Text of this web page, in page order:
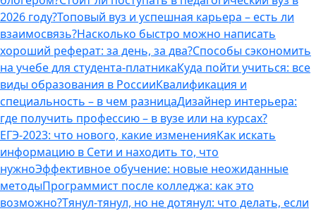
2026 году?Топовый вуз и успешная карьера – есть ли
взаимосвязь?Насколько быстро можно написать
хороший реферат: за день, за два?Способы сэкономить
на учебе для студента-платникаКуда пойти учиться: все
виды образования в РоссииКвалификация и
специальность – в чем разницаДизайнер интерьера:
где получить профессию – в вузе или на курсах?
ЕГЭ-2023: что нового, какие измененияКак искать
информацию в Сети и находить то, что
нужноЭффективное обучение: новые неожиданные
методыПрограммист после колледжа: как это
возможно?Тянул-тянул, но не дотянул: что делать, если